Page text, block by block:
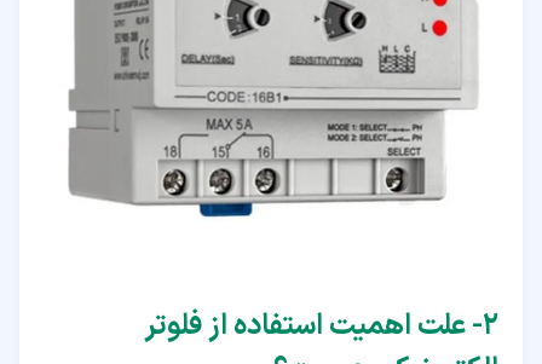
۲‏- علت اهمیت استفاده از فلوتر